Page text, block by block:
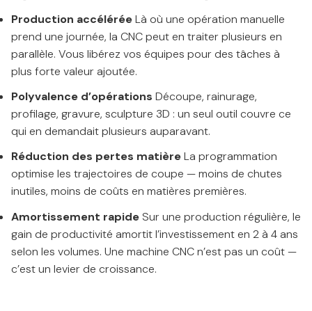
Production accéléréeLà où une opération manuelle
prend une journée, la CNC peut en traiter plusieurs en
parallèle. Vous libérez vos équipes pour des tâches à
plus forte valeur ajoutée.
Polyvalence d’opérations Découpe, rainurage,
profilage, gravure, sculpture 3D : un seul outil couvre ce
qui en demandait plusieurs auparavant.
Réduction des pertes matièreLa programmation
optimise les trajectoires de coupe — moins de chutes
inutiles, moins de coûts en matières premières.
Amortissement rapideSur une production régulière, le
gain de productivité amortit l’investissement en 2 à 4 ans
selon les volumes. Une machine CNC n’est pas un coût —
c’est un levier de croissance.